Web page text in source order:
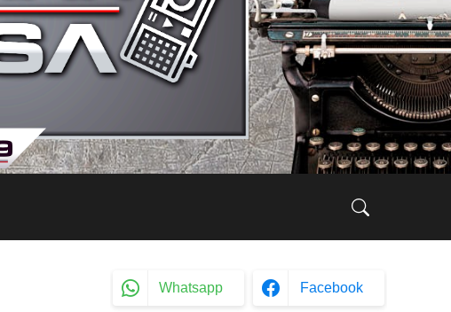
Whatsapp Facebook